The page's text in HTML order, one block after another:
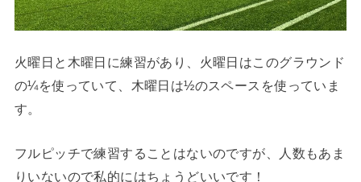
火曜日と木曜日に練習があり、火曜日はこのグラウンド
の¼を使っていて、木曜日は½のスペースを使っていま
す。
フルピッチで練習することはないのですが、人数もあま
りいないので私的にはちょうどいいです！